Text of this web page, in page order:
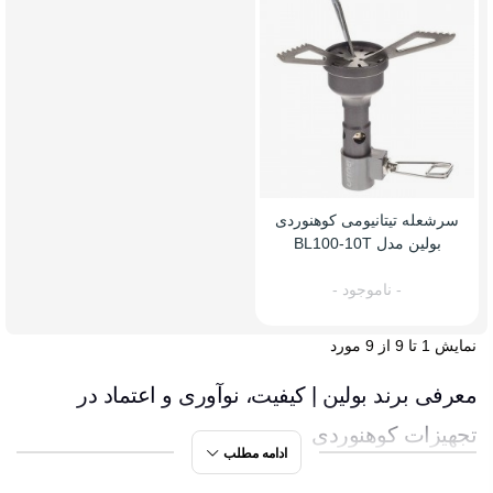
سرشعله تیتانیومی کوهنوردی
بولین مدل BL100-10T
- ناموجود -
نمایش 1 تا 9 از 9 مورد
معرفی برند بولین | کیفیت، نوآوری و اعتماد در
تجهیزات کوهنوردی
ادامه مطلب